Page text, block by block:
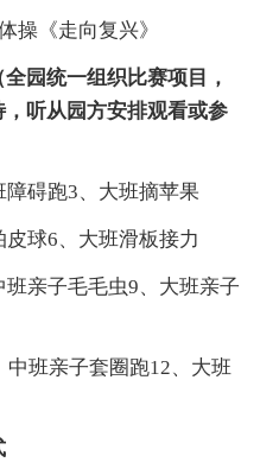
操《走向复兴》
园统一组织比赛项目，
听从园方安排观看或参
碍跑3、大班摘苹果
球6、大班滑板接力
亲子毛毛虫9、大班亲子
班亲子套圈跑12、大班